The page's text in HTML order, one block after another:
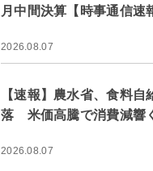
月中間決算【時事通信速
2026.08.07
【速報】農水省、食料
落 米価高騰で消費減響
2026.08.07